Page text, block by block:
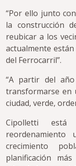
“Por ello junto
la construcción
reubicar a los
actualmente
del Ferrocarril”.
“A partir del
transformarse en
ciudad, verde,
Cipolletti
reordenamiento
crecimiento
planificación